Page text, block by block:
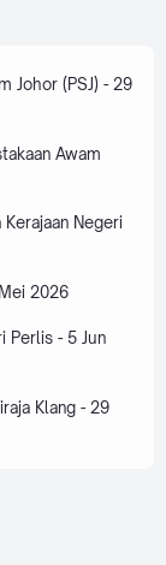
Johor (PSJ) - 29
Awam
Negeri
2026
Perlis - 5 Jun
Klang - 29